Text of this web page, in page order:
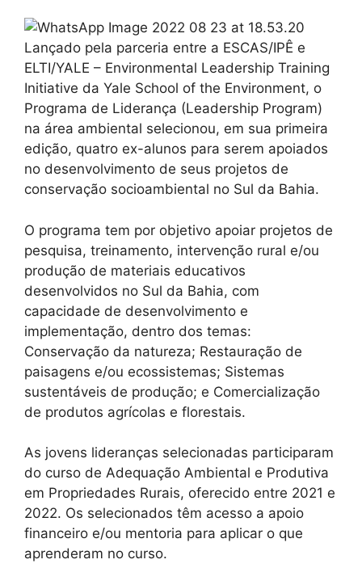
Lançado pela parceria entre a ESCAS/IPÊ e
ELTI/YALE – Environmental Leadership Training
Initiative da Yale School of the Environment, o
Programa de Liderança (Leadership Program)
na área ambiental selecionou, em sua primeira
edição, quatro ex-alunos para serem apoiados
no desenvolvimento de seus projetos de
conservação socioambiental no Sul da Bahia.
O programa tem por objetivo apoiar projetos de
pesquisa, treinamento, intervenção rural e/ou
produção de materiais educativos
desenvolvidos no Sul da Bahia, com
capacidade de desenvolvimento e
implementação, dentro dos temas:
Conservação da natureza; Restauração de
paisagens e/ou ecossistemas; Sistemas
sustentáveis de produção; e Comercialização
de produtos agrícolas e florestais.
As jovens lideranças selecionadas participaram
do curso de Adequação Ambiental e Produtiva
em Propriedades Rurais, oferecido entre 2021 e
2022. Os selecionados têm acesso a apoio
financeiro e/ou mentoria para aplicar o que
aprenderam no curso.